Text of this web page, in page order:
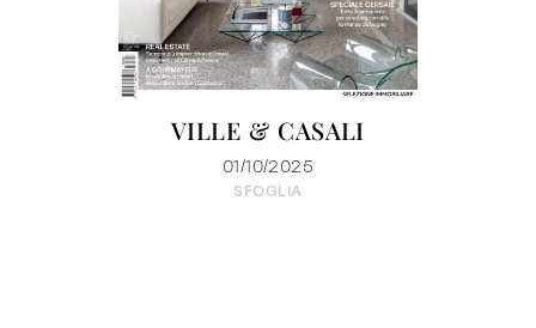
VILLE & CASALI
01/10/2025
SFOGLIA